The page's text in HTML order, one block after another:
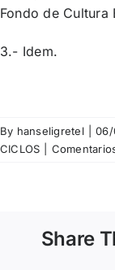
Fondo de Cultura
3.- Idem.
By hanseligretel 06/
CICLOS
Share